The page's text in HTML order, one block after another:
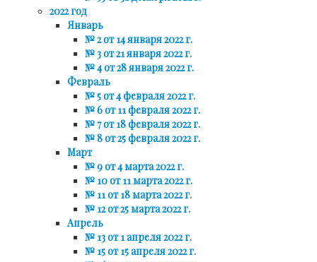
2022 год
Январь
№ 2 от 14 января 2022 г.
№ 3 от 21 января 2022 г.
№ 4 от 28 января 2022 г.
Февраль
№ 5 от 4 февраля 2022 г.
№ 6 от 11 февраля 2022 г.
№ 7 от 18 февраля 2022 г.
№ 8 от 25 февраля 2022 г.
Март
№ 9 от 4 марта 2022 г.
№ 10 от 11 марта 2022 г.
№ 11 от 18 марта 2022 г.
№ 12 от 25 марта 2022 г.
Апрель
№ 13 от 1 апреля 2022 г.
№ 15 от 15 апреля 2022 г.